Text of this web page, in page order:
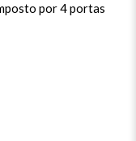
por 4 portas